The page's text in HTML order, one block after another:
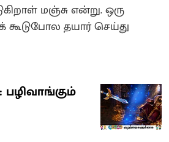
மஞ்சு என்று. ஒரு
தயார் செய்து
பழிவாங்கும்